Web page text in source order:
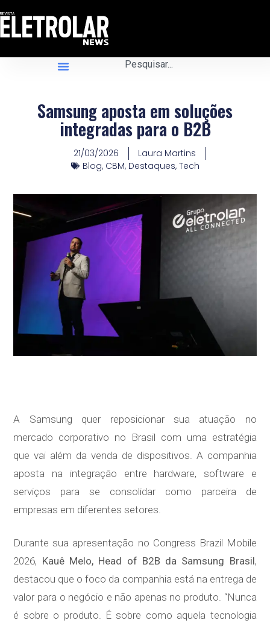
Samsung aposta em soluções
integradas para o B2B
21/03/2026
Laura Martins
Blog, CBM, Destaques, Tech
A Samsung quer reposicionar sua atuação no
mercado corporativo no Brasil com uma estratégia
que vai além da venda de dispositivos. A companhia
aposta na integração entre hardware, software e
serviços para se consolidar como parceira de
empresas em diferentes setores.
Durante sua apresentação no Congress Brazil Mobile
2026, Kauê Melo, Head of B2B da Samsung Brasil,
destacou que o foco da companhia está na entrega de
valor para o negócio e não apenas no produto. “Nunca
é sobre o produto. É sobre como aquela tecnologia